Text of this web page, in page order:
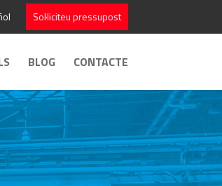
Sol·liciteu pressupost
BLOG CONTACTE